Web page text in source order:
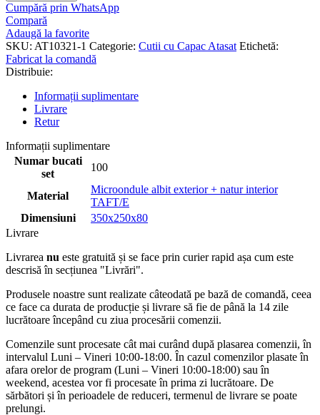
Cumpără prin WhatsApp
Compară
Adaugă la favorite
SKU: AT10321-1 Categorie: Cutii cu Capac Atasat Etichetă:
Fabricat la comandă
Distribuie:
Informații suplimentare
Livrare
Retur
Informații suplimentare
Numar bucati
set
100
Material
Microondule albit exterior + natur interior
TAFT/E
Dimensiuni
350x250x80
Livrare
Livrarea nu este gratuită și se face prin curier rapid așa cum este
descrisă în secțiunea "Livrări".
Produsele noastre sunt realizate câteodată pe bază de comandă, ceea
ce face ca durata de producție și livrare să fie de până la 14 zile
lucrătoare începând cu ziua procesării comenzii.
Comenzile sunt procesate cât mai curând după plasarea comenzii, în
intervalul Luni – Vineri 10:00-18:00. În cazul comenzilor plasate în
afara orelor de program (Luni – Vineri 10:00-18:00) sau în
weekend, acestea vor fi procesate în prima zi lucrătoare. De
sărbători și în perioadele de reduceri, termenul de livrare se poate
prelungi.